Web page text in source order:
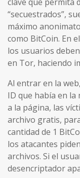
“secuestrados”,
máximo
como BitCoin. En
los usuarios
en Tor, haciendo
Al entrar en la
ID que había en la
a la página, las
archivo gratis,
cantidad de 1
los atacantes
archivos. Si el
desencriptador